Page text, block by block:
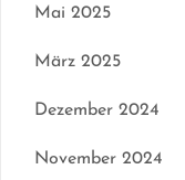
Mai 2025
März 2025
Dezember 2024
November 2024